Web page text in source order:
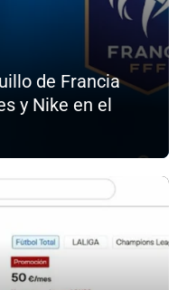
de Francia
y Nike en el